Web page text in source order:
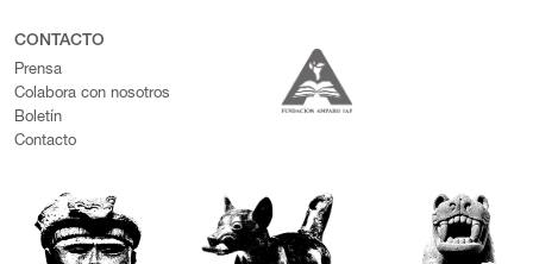
CONTACTO
Prensa
Colabora con nosotros
Boletín
Contacto